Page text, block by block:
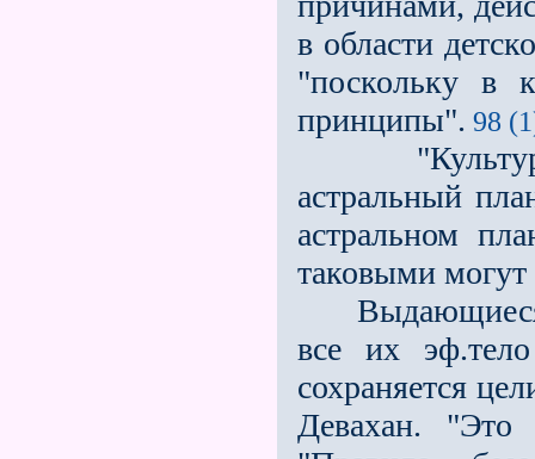
в области
"поскольку в
принципы". 98
"Культура
астральный
астральном
таковыми
Выдающиеся
все их
сохраняется
Девахан. "Это